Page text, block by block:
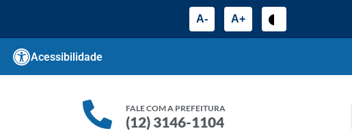
A- A+
Acessibilidade
FALE COM A PREFEITURA
(12) 3146-1104